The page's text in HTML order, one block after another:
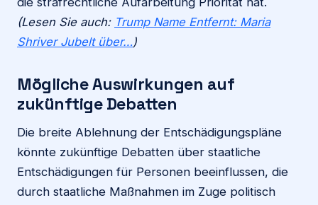
(Lesen Sie auch: Trump Name Entfernt: Maria
Shriver Jubelt über…)
Mögliche Auswirkungen auf
zukünftige Debatten
Die breite Ablehnung der Entschädigungspläne
könnte zukünftige Debatten über staatliche
Entschädigungen für Personen beeinflussen, die
durch staatliche Maßnahmen im Zuge politisch